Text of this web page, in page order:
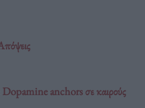
anchors σε καιρούς